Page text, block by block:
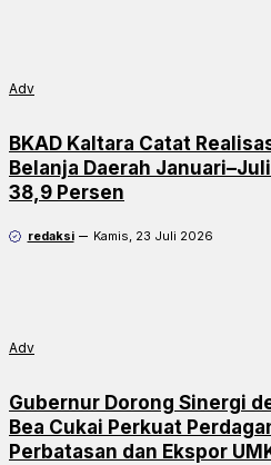
Adv
BKAD Kaltara Catat
Belanja Daerah
38,9 Persen
redaksi Kamis, 23 Juli 2026
Adv
Gubernur Dorong Sinergi
Bea Cukai Perkuat
Perbatasan dan Ekspor